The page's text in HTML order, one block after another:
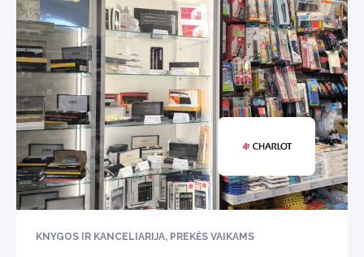
KNYGOS IR KANCELIARIJA, PREKĖS VAIKAMS